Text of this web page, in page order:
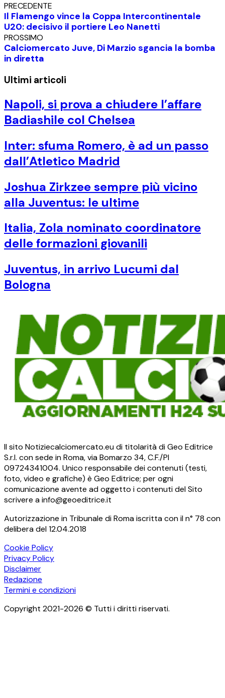
PRECEDENTE
Il Flamengo vince la Coppa Intercontinentale
U20: decisivo il portiere Leo Nanetti
PROSSIMO
Calciomercato Juve, Di Marzio sgancia la bomba
in diretta
Ultimi articoli
Napoli, si prova a chiudere l’affare
Badiashile col Chelsea
Inter: sfuma Romero, è ad un passo
dall’Atletico Madrid
Joshua Zirkzee sempre più vicino
alla Juventus: le ultime
Italia, Zola nominato coordinatore
delle formazioni giovanili
Juventus, in arrivo Lucumi dal
Bologna
Il sito Notiziecalciomercato.eu di titolarità di Geo Editrice
S.r.l. con sede in Roma, via Bomarzo 34, C.F./PI
09724341004. Unico responsabile dei contenuti (testi,
foto, video e grafiche) è Geo Editrice; per ogni
comunicazione avente ad oggetto i contenuti del Sito
scrivere a info@geoeditrice.it
Autorizzazione in Tribunale di Roma iscritta con il n° 78 con
delibera del 12.04.2018
Cookie Policy
Privacy Policy
Disclaimer
Redazione
Termini e condizioni
Copyright 2021-2026 © Tutti i diritti riservati.